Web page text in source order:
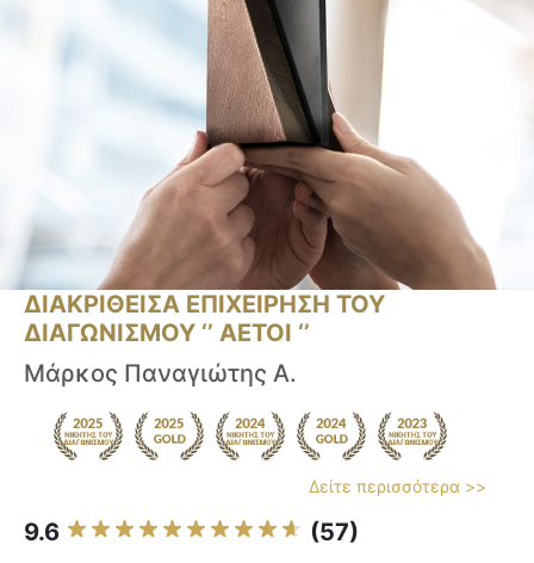
ΔΙΑΚΡΙΘΕΙΣΑ ΕΠΙΧΕΙΡΗΣΗ ΤΟΥ
ΔΙΑΓΩΝΙΣΜΟΥ ‘’ ΑΕΤΟΙ ‘’
Μάρκος Παναγιώτης Α.
Δείτε περισσότερα >>
9.6 (57)